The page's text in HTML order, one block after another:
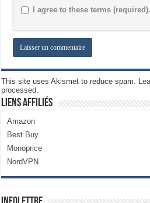
I agree to these terms (required).
This site uses Akismet to reduce spam.
processed.
Liens Affiliés
Amazon
Best Buy
Monoprice
NordVPN